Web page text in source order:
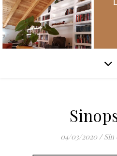
04/03/2020 / Sin